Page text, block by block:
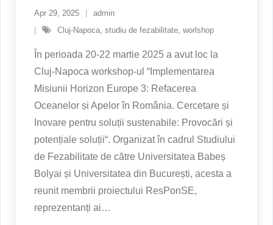
Apr 29, 2025
admin
Cluj-Napoca studiu de fezabilitate worlshop
În perioada 20-22 martie 2025 a avut loc la
Cluj-Napoca workshop-ul “Implementarea
Misiunii Horizon Europe 3: Refacerea
Oceanelor și Apelor în România. Cercetare și
Inovare pentru soluții sustenabile: Provocări și
potențiale soluții“. Organizat în cadrul Studiului
de Fezabilitate de către Universitatea Babeș
Bolyai și Universitatea din București, acesta a
reunit membrii proiectului ResPonSE,
reprezentanți ai…